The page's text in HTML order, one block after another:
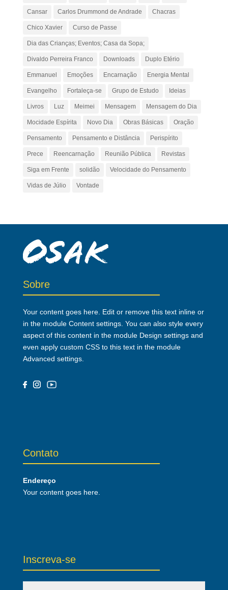
Cansar Carlos Drummond de Andrade Chacras
Chico Xavier Curso de Passe
Dia das Crianças; Eventos; Casa da Sopa;
Divaldo Perreira Franco Downloads Duplo Etério
Emmanuel Emoções Encarnação Energia Mental
Evangelho Fortaleça-se Grupo de Estudo Ideias
Livros Luz Meimei Mensagem Mensagem do Dia
Mocidade Espírita Novo Dia Obras Básicas Oração
Pensamento Pensamento e Distância Perispírito
Prece Reencarnação Reunião Pública Revistas
Siga em Frente solidão Velocidade do Pensamento
Vidas de Júlio Vontade
Sobre
Your content goes here. Edit or remove this text inline or
in the module Content settings. You can also style every
aspect of this content in the module Design settings and
even apply custom CSS to this text in the module
Advanced settings.
Contato
Endereço
Your content goes here.
Inscreva-se